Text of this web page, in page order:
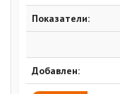
Показатели:
Добавлен: